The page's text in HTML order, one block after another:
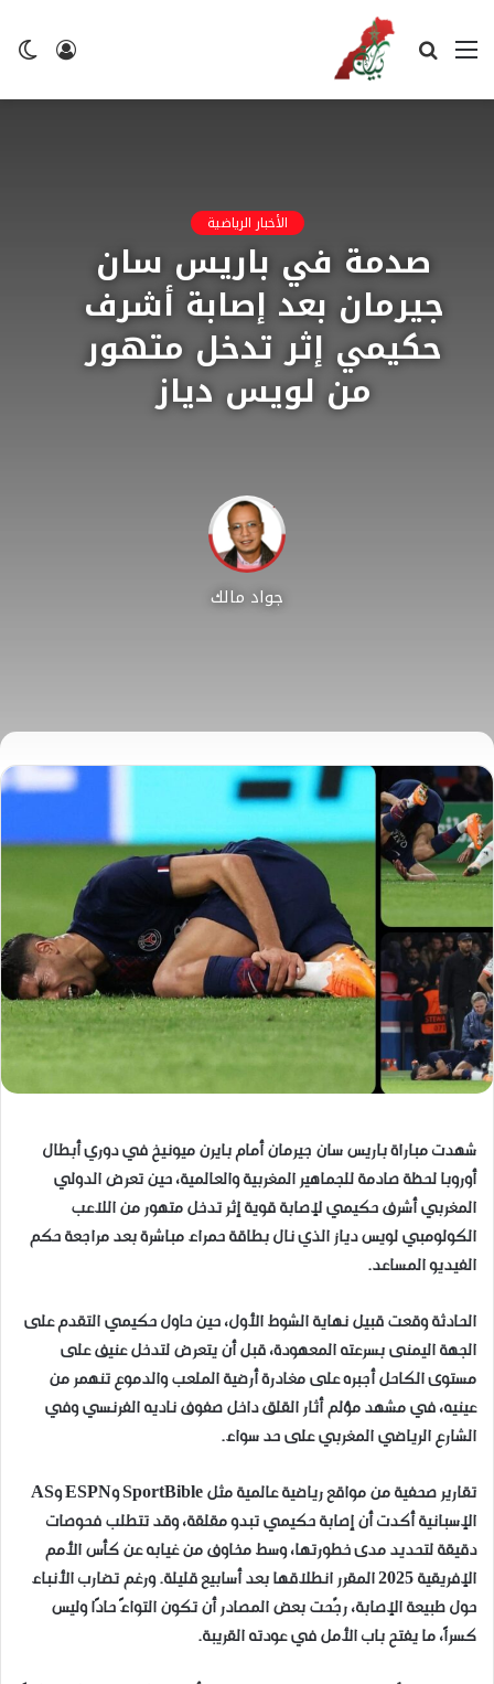
تسجيل
القائمة بحث
الأخبار الرياضية
صدمة في باريس سان
جيرمان بعد إصابة أشرف
حكيمي إثر تدخل متهور
من لويس دياز
جواد مالك
شهدت مباراة باريس سان جيرمان أمام بايرن ميونيخ في دوري أبطال
أوروبا لحظة صادمة للجماهير المغربية والعالمية، حين تعرض الدولي
المغربي أشرف حكيمي لإصابة قوية إثر تدخل متهور من اللاعب
الكولومبي لويس دياز الذي نال بطاقة حمراء مباشرة بعد مراجعة حكم
الفيديو المساعد.
الحادثة وقعت قبيل نهاية الشوط الأول، حين حاول حكيمي التقدم على
الجهة اليمنى بسرعته المعهودة، قبل أن يتعرض لتدخل عنيف على
مستوى الكاحل أجبره على مغادرة أرضية الملعب والدموع تنهمر من
عينيه، في مشهد مؤلم أثار القلق داخل صفوف ناديه الفرنسي وفي
الشارع الرياضي المغربي على حد سواء.
تقارير صحفية من مواقع رياضية عالمية مثل SportBible وESPN وAS
الإسبانية أكدت أن إصابة حكيمي تبدو مقلقة، وقد تتطلب فحوصات
دقيقة لتحديد مدى خطورتها، وسط مخاوف من غيابه عن كأس الأمم
الإفريقية 2025 المقرر انطلاقها بعد أسابيع قليلة. ورغم تضارب الأنباء
حول طبيعة الإصابة، رجّحت بعض المصادر أن تكون التواءً حادًا وليس
كسراً، ما يفتح باب الأمل في عودته القريبة.